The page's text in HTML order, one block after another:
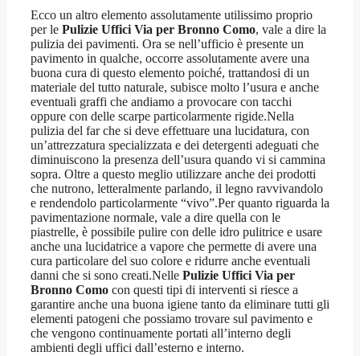
Ecco un altro elemento assolutamente utilissimo proprio
per le Pulizie Uffici Via per Bronno Como, vale a dire la
pulizia dei pavimenti. Ora se nell’ufficio è presente un
pavimento in qualche, occorre assolutamente avere una
buona cura di questo elemento poiché, trattandosi di un
materiale del tutto naturale, subisce molto l’usura e anche
eventuali graffi che andiamo a provocare con tacchi
oppure con delle scarpe particolarmente rigide.Nella
pulizia del far che si deve effettuare una lucidatura, con
un’attrezzatura specializzata e dei detergenti adeguati che
diminuiscono la presenza dell’usura quando vi si cammina
sopra. Oltre a questo meglio utilizzare anche dei prodotti
che nutrono, letteralmente parlando, il legno ravvivandolo
e rendendolo particolarmente “vivo”.Per quanto riguarda la
pavimentazione normale, vale a dire quella con le
piastrelle, è possibile pulire con delle idro pulitrice e usare
anche una lucidatrice a vapore che permette di avere una
cura particolare del suo colore e ridurre anche eventuali
danni che si sono creati.Nelle Pulizie Uffici Via per
Bronno Como con questi tipi di interventi si riesce a
garantire anche una buona igiene tanto da eliminare tutti gli
elementi patogeni che possiamo trovare sul pavimento e
che vengono continuamente portati all’interno degli
ambienti degli uffici dall’esterno e interno.